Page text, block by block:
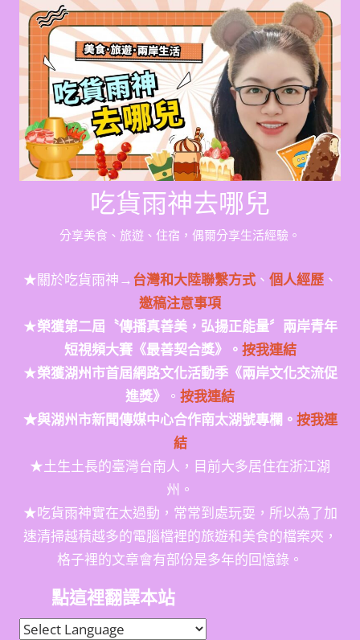
Skip
content
吃貨雨神去哪兒
分享美食、旅遊、住宿，偶爾分享生活經驗。
★關於吃貨雨神→台灣和大陸聯繫方式、 個人經歷、
邀稿注意事項
★榮獲第二屆〝傳播真善美，弘揚正能量〞兩岸青年
短視頻大賽《最善契合獎》。 按我連結
★榮獲湖州市首屆網路文化活動季《兩岸文化交流促
進獎》
。 按我連結
★與湖州市新聞傳媒中心合作南太湖號專欄。 按我連
結
★土生土長的臺灣台南人，目前大多居住在浙江湖
州。
★吃貨雨神實在太過動，常常到處玩耍，所以為了加
速清掃越積越多的電腦檔裡的旅遊和美食的檔案夾，
格子裡的文章會有部份是多年的回憶錄。
點這裡翻譯本站